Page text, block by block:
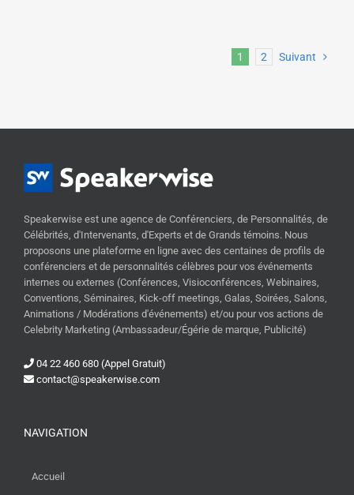
1 2 Suivant
Speakerwise est une agence de Conférenciers, de Personnalités, de
Célébrités, d'Intervenants, d'Experts et de Grands témoins. Nous
proposons une plateforme en ligne avec des centaines de profils de
conférenciers et de personnalités célèbres pour vos événements
internes ou externes (Conférences, Visioconférences, Webinaires,
Conventions, Séminaires, Kick-off meetings, Galas, Soirées, Salons,
Animations / Modérations d'événements) et/ou pour vos actions de
Celebrity Marketing (Ambassadeur/Égérie de marque, Publicité)
04 22 460 680 (Appel Gratuit)
contact@speakerwise.com
NAVIGATION
Accueil